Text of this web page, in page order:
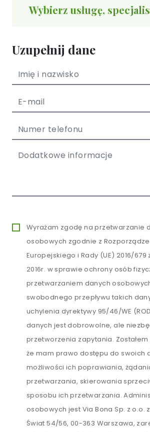
Wybierz usługę,
Uzupełnij dane
Wyrażam zgodę na przetwarzanie
osobowych zgodnie z
Europejskiego i Rady (UE) 2016/679
2016r. w sprawie ochrony osób
przetwarzaniem danych
swobodnego przepływu takich
uchylenia dyrektywy 95/46/WE
danych jest dobrowolne, ale
przetworzenia zapytania.
że mam prawo dostępu do swoich
możliwości ich poprawiania,
przetwarzania, skierowania
sposobu ich przetwarzania.
osobowych jest Via Bona Sp. z o.o.
Świat 54/56, 00-363 Warszawa,